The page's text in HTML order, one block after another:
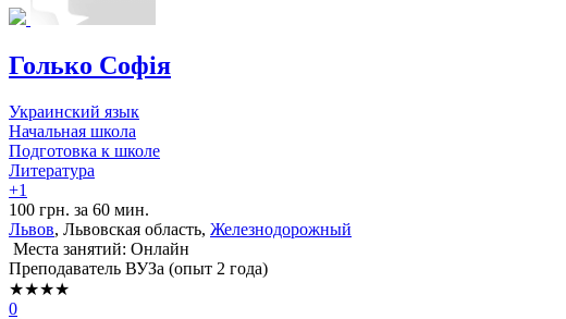
Голько Софія
Украинский язык
Начальная школа
Подготовка к школе
Литература
+1
100 грн. за 60 мин.
Львов, Львовская область, Железнодорожный
Места занятий: Онлайн
Преподаватель ВУЗа (опыт 2 года)
★★★★
0